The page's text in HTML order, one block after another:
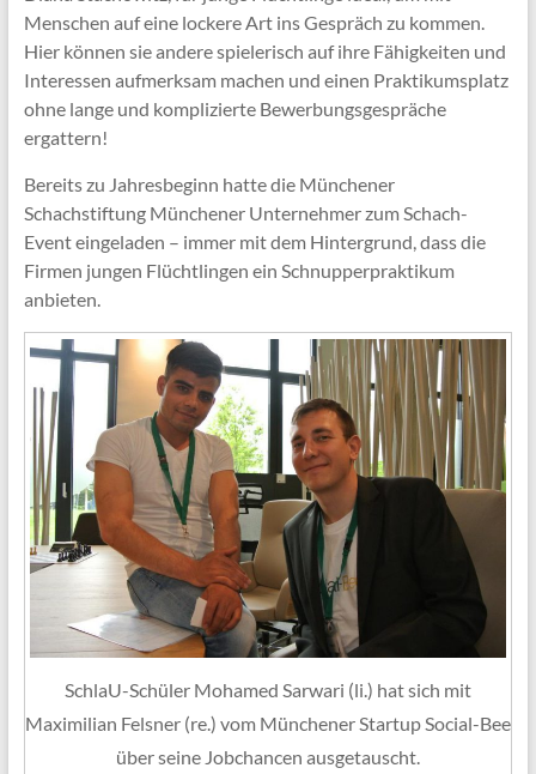
Menschen auf eine lockere Art ins Gespräch zu kommen.
Hier können sie andere spielerisch auf ihre Fähigkeiten und
Interessen aufmerksam machen und einen Praktikumsplatz
ohne lange und komplizierte Bewerbungsgespräche
ergattern!
Bereits zu Jahresbeginn hatte die Münchener
Schachstiftung Münchener Unternehmer zum Schach-
Event eingeladen – immer mit dem Hintergrund, dass die
Firmen jungen Flüchtlingen ein Schnupperpraktikum
anbieten.
SchlaU-Schüler Mohamed Sarwari (li.) hat sich mit
Maximilian Felsner (re.) vom Münchener Startup Social-Bee
über seine Jobchancen ausgetauscht.